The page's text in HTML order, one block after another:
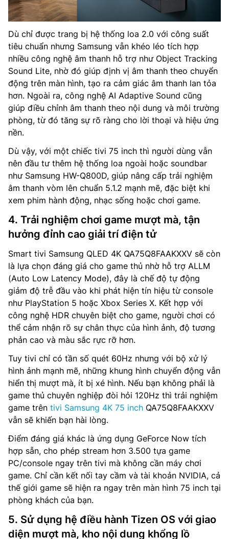
Dù chỉ được trang bị hệ thống loa 2.0 với công suất
tiêu chuẩn nhưng Samsung vẫn khéo léo tích hợp
nhiều công nghệ âm thanh hỗ trợ như Object Tracking
Sound Lite, nhờ đó giúp định vị âm thanh theo chuyển
động trên màn hình, tạo ra cảm giác âm thanh lan tỏa
hơn. Ngoài ra, công nghệ AI Adaptive Sound cũng
giúp điều chỉnh âm thanh theo nội dung và môi trường
phòng, từ đó tăng sự rõ ràng cho lời thoại và hiệu ứng
nền.
Dù vậy, với một chiếc tivi 75 inch thì người dùng vẫn
nên đầu tư thêm hệ thống loa ngoài hoặc soundbar
như Samsung HW-Q800D, giúp nâng cấp trải nghiệm
âm thanh vòm lên chuẩn 5.1.2 mạnh mẽ, đặc biệt khi
xem phim hành động, nhạc sống hoặc chơi game.
4. Trải nghiệm chơi game mượt mà, tận
hưởng đỉnh cao giải trí điện tử
Smart tivi Samsung QLED 4K QA75Q8FAAKXXV sẽ còn
là lựa chọn đáng giá cho game thủ nhờ hỗ trợ ALLM
(Auto Low Latency Mode), đây là chế độ tự động
giảm độ trễ đầu vào khi phát hiện tín hiệu từ console
như PlayStation 5 hoặc Xbox Series X. Kết hợp với
công nghệ HDR chuyên biệt cho game, người chơi có
thể cảm nhận rõ sự chân thực của hình ảnh, độ tương
phản cao và màu sắc rực rỡ hơn.
Tuy tivi chỉ có tần số quét 60Hz nhưng với bộ xử lý
hình ảnh mạnh mẽ, những khung hình chuyển động vẫn
hiển thị mượt mà, ít bị xé hình. Nếu bạn không phải là
game thủ chuyên nghiệp đòi hỏi 120Hz thì trải nghiệm
game trên tivi Samsung 4K 75 inch QA75Q8FAAKXXV
vẫn sẽ khiến bạn hài lòng.
Điểm đáng giá khác là ứng dụng GeForce Now tích
hợp sẵn, cho phép stream hơn 3.500 tựa game
PC/console ngay trên tivi mà không cần máy chơi
game. Chỉ cần kết nối tay cầm và tài khoản NVIDIA, cả
thế giới game sẽ hiện ra ngay trên màn hình 75 inch tại
phòng khách của bạn.
5. Sử dụng hệ điều hành Tizen OS với giao
diện mượt mà, kho nội dung khổng lồ